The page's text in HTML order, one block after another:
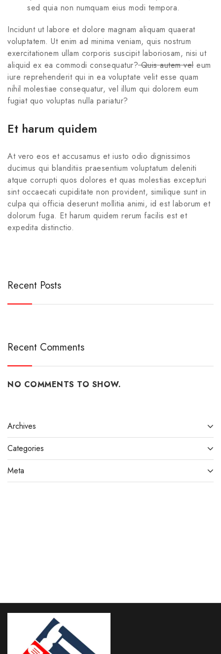
sed quia non numquam eius modi tempora.
Incidunt ut labore et dolore magnam aliquam quaerat
voluptatem. Ut enim ad minima veniam, quis nostrum
exercitationem ullam corporis suscipit laboriosam, nisi ut
aliquid ex ea commodi consequatur?Quis autem veleum
iure reprehenderit qui in ea voluptate velit esse quam
nihil molestiae consequatur, vel illum qui dolorem eum
fugiat quo voluptas nulla pariatur?
Et harum quidem
At vero eos et accusamus et iusto odio dignissimos
ducimus qui blanditiis praesentium voluptatum deleniti
atque corrupti quos dolores et quas molestias excepturi
sint occaecati cupiditate non provident, similique sunt in
culpa qui officia deserunt mollitia animi, id est laborum et
dolorum fuga. Et harum quidem rerum facilis est et
expedita distinctio.
Recent Posts
Recent Comments
NO COMMENTS TO SHOW.
Archives
Categories
Meta